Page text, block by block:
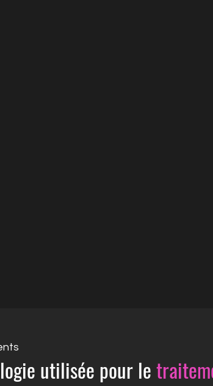
utilisée pour le